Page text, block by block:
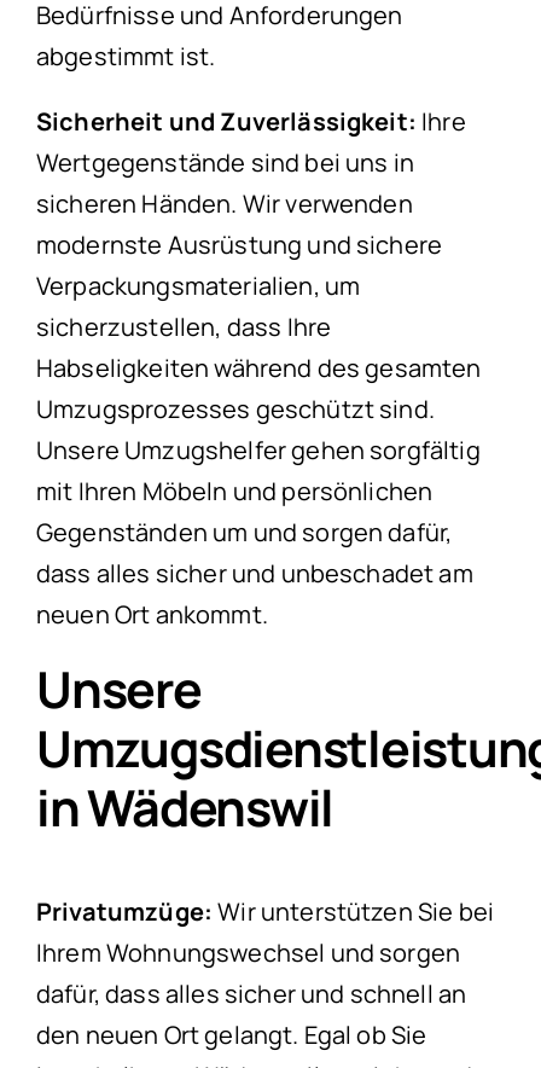
Bedürfnisse und Anforderungen
abgestimmt ist.
Sicherheit und Zuverlässigkeit: Ihre
Wertgegenstände sind bei uns in
sicheren Händen. Wir verwenden
modernste Ausrüstung und sichere
Verpackungsmaterialien, um
sicherzustellen, dass Ihre
Habseligkeiten während des gesamten
Umzugsprozesses geschützt sind.
Unsere Umzugshelfer gehen sorgfältig
mit Ihren Möbeln und persönlichen
Gegenständen um und sorgen dafür,
dass alles sicher und unbeschadet am
neuen Ort ankommt.
Unsere
in Wädenswil
Privatumzüge: Wir unterstützen Sie bei
Ihrem Wohnungswechsel und sorgen
dafür, dass alles sicher und schnell an
den neuen Ort gelangt. Egal ob Sie